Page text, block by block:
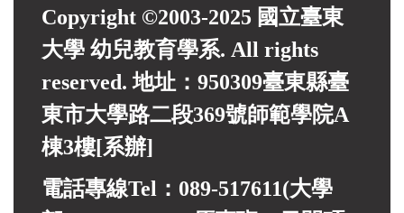
Copyright ©2003-2025 國立臺東
大學 幼兒教育學系. All rights
reserved. 地址：950309臺東縣臺
東市大學路二段369號師範學院A
棟3樓[系辦]
電話專線Tel：089-517611(大學